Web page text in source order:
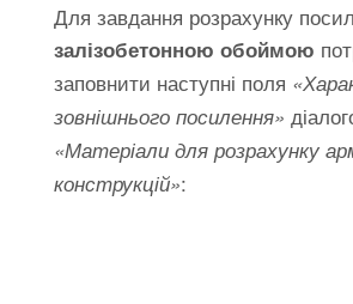
Для завдання розрахунку
залізобетонною обоймою
заповнити наступні поля
зовнішнього посилення»
«Матеріали для розрахунку
конструкцій»: